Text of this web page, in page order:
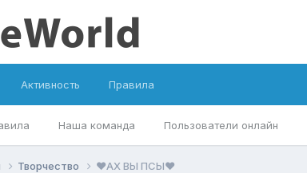
Наша команда Пользователи онлайн
Активность Правила
Творчество ❤АХ ВЫ ПСЫ❤